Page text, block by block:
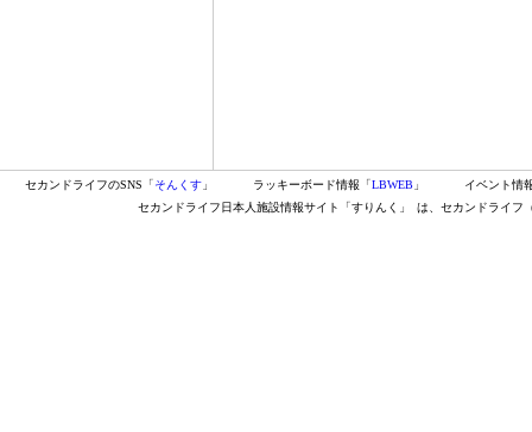
セカンドライフのSNS「そんくす 」 ラッキーボード情報「LBWEB 」
イベント情
セカンドライフ日本人施設情報サイト「すりんく」
は、セカンドライフ